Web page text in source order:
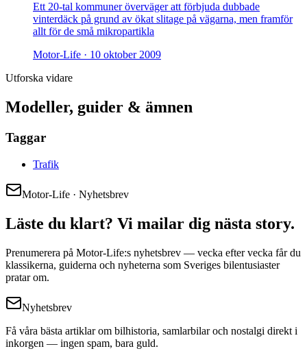
Ett 20-tal kommuner överväger att förbjuda dubbade
vinterdäck på grund av ökat slitage på vägarna, men framför
allt för de små mikropartikla
Motor-Life · 10 oktober 2009
Utforska vidare
Modeller, guider & ämnen
Taggar
Trafik
Motor-Life · Nyhetsbrev
Läste du klart? Vi mailar dig nästa story.
Prenumerera på Motor-Life:s nyhetsbrev — vecka efter vecka får du
klassikerna, guiderna och nyheterna som Sveriges bilentusiaster
pratar om.
Nyhetsbrev
Få våra bästa artiklar om bilhistoria, samlarbilar och nostalgi direkt i
inkorgen — ingen spam, bara guld.